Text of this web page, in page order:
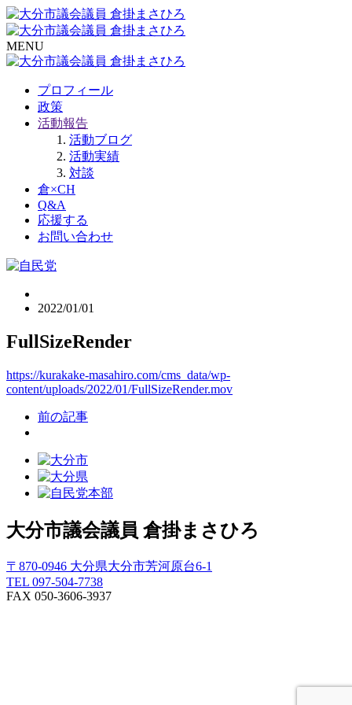
MENU
プロフィール
政策
活動報告
活動ブログ
活動実績
対談
倉×CH
Q&A
応援する
お問い合わせ
2022/01/01
FullSizeRender
https://kurakake-masahiro.com/cms_data/wp-
content/uploads/2022/01/FullSizeRender.mov
前の記事
大分市議会議員 倉掛まさひろ
〒870-0946 大分県大分市芳河原台6-1
TEL 097-504-7738
FAX 050-3606-3937